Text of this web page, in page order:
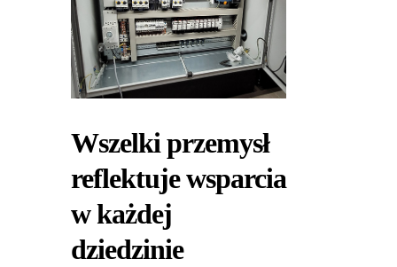
Wszelki przemysł
reflektuje wsparcia
w każdej
dziedzinie